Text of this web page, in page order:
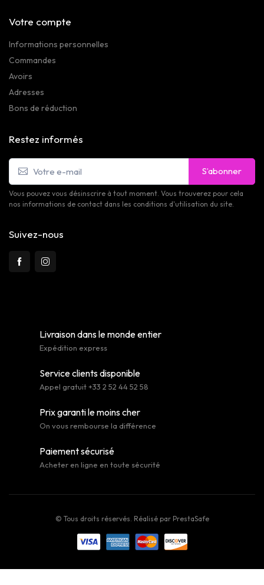
Votre compte
Informations personnelles
Commandes
Avoirs
Adresses
Bons de réduction
Restez informés
S’abonner
Vous pouvez vous désinscrire à tout moment. Vous trouverez pour cela
nos informations de contact dans les conditions d'utilisation du site.
Suivez-nous
Livraison dans le monde entier
Expédition express
Service clients disponible
Appel gratuit +33 2 52 44 52 58
Prix garanti le moins cher
On vous rembourse la différence
Paiement sécurisé
Acheter en ligne en toute sécurité
© Tous droits réservés. Réalisé par PrestaSafe